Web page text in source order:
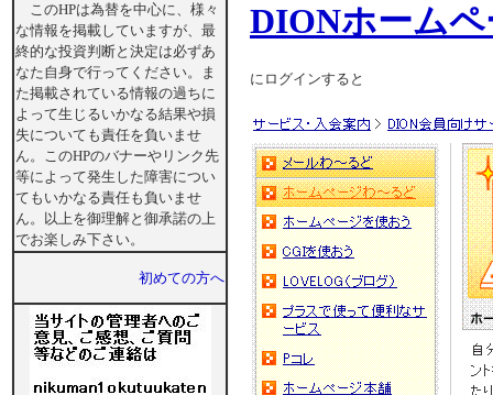
このHPは為替を中心に、様々
な情報を掲載していますが、最
終的な投資判断と決定は必ずあ
なた自身で行ってください。ま
た掲載されている情報の過ちに
よって生じるいかなる結果や損
失についても責任を負いませ
ん。このHPのバナーやリンク先
等によって発生した障害につい
てもいかなる責任も負いませ
ん。以上を御理解と御承諾の上
でお楽しみ下さい。
初めての方へ
DIONホーム
にログインすると